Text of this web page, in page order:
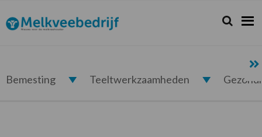
de
hoofdnavigatie
de
hoofd
de
eerste
de
voettekst
Melkveebedrijf.nl Zoeken...
Zoek
Bemesting Teeltwerkzaamheden